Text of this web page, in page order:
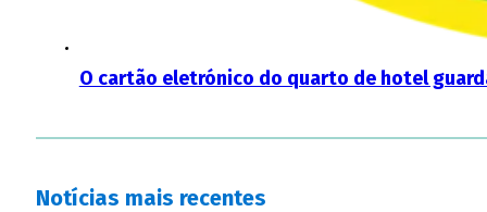
O cartão eletrónico do quarto de hotel
Notícias mais recentes